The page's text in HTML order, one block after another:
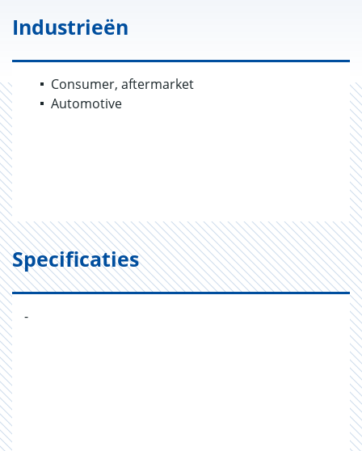
Industrieën
Consumer, aftermarket
Automotive
Specificaties
-